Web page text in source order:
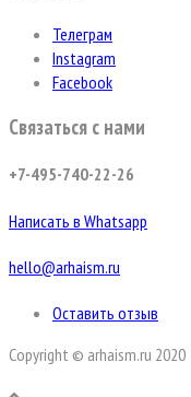
Телеграм
Instagram
Facebook
Связаться с нами
+7-495-740-22-26
Написать в Whatsapp
hello@arhaism.ru
Оставить отзыв
Copyright © arhaism.ru 2020